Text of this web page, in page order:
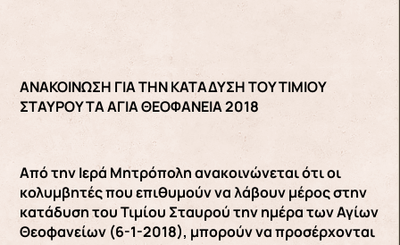
ΑΝΑΚΟΙΝΩΣΗ ΓΙΑ ΤΗΝ ΚΑΤΑΔΥΣΗ ΤΟΥ ΤΙΜΙΟΥ
ΣΤΑΥΡΟΥ ΤΑ ΑΓΙΑ ΘΕΟΦΑΝΕΙΑ 2018
Από την Ιερά Μητρόπολη ανακοινώνεται ότι οι
κολυμβητές που επιθυμούν να λάβουν μέρος στην
κατάδυση του Τιμίου Σταυρού την ημέρα των Αγίων
Θεοφανείων (6-1-2018), μπορούν να προσέρχονται